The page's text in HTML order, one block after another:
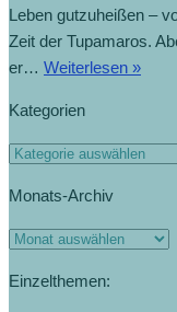
Leben gutzuheißen –
Zeit der Tupamaros.
er… Weiterlesen »
Kategorien
Monats-Archiv
Einzelthemen: